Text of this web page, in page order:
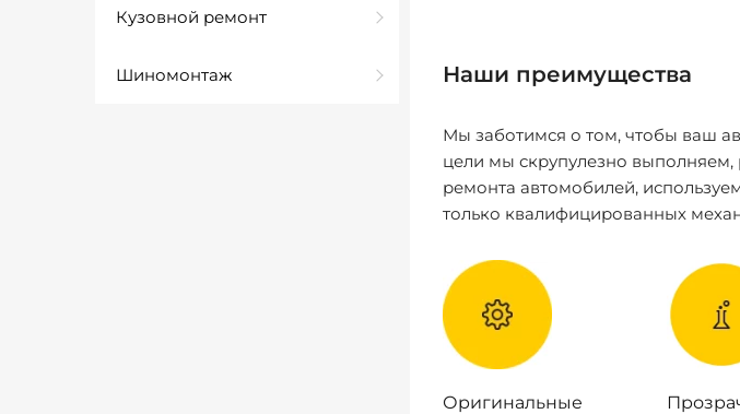
Кузовной ремонт
Шиномонтаж Наши преимущества
Мы заботимся о том, чтобы ваш
цели мы скрупулезно
ремонта автомобилей,
только квалифицированных
Оригинальные